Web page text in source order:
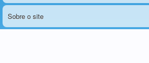
Sobre o site